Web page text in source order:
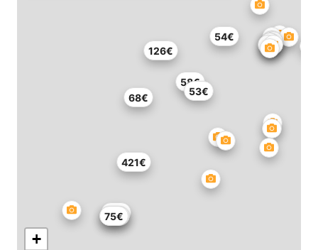
60€
75€
90€
421€
68€
126€
58€
53€
54€
+